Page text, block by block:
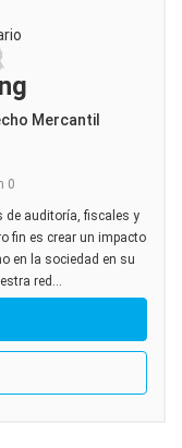
Mercantil
0
de auditoría, fiscales y
fin es crear un impacto
en la sociedad en su
red...